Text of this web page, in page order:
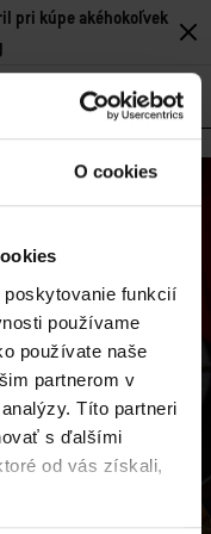
O cookies
poskytovanie funkcií
používame
používate naše
partnerom v
Títo partneri
s ďalšími
od vás získali,
Search
pri kúpe akéhokoľvek
komunite
majstrov grilovania,
v prírode.
Prihlásiť sa
Stephen Deutschland
dostával exkluzívny obsah
podujatia a
ktoré som poskytol pri